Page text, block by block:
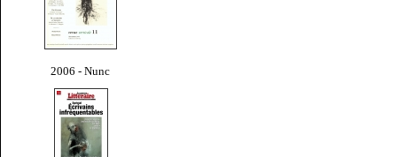
2006 - Nunc